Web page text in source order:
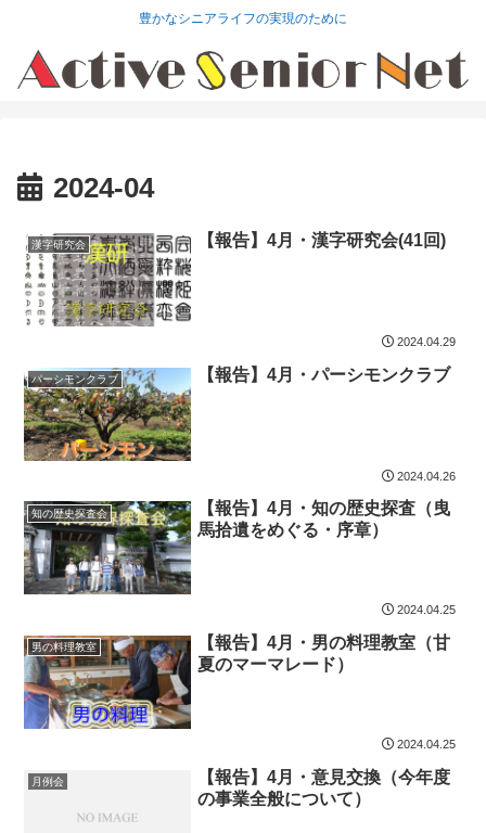
豊かなシニアライフの実現のために
2024-04
漢字研究会 【報告】4月・漢字研究会(41回)
2024.04.29
パーシモンクラブ 【報告】4月・パーシモンクラブ
2024.04.26
知の歴史探査会
【報告】4月・知の歴史探査（曳
馬拾遺をめぐる・序章）
2024.04.25
男の料理教室
【報告】4月・男の料理教室（甘
夏のマーマレード）
2024.04.25
月例会
【報告】4月・意見交換（今年度
の事業全般について）